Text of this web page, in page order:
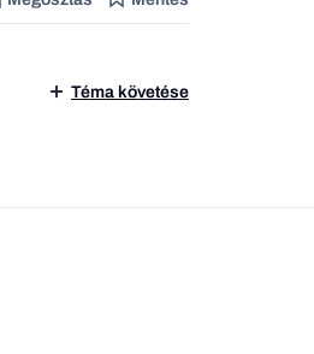
Téma követése